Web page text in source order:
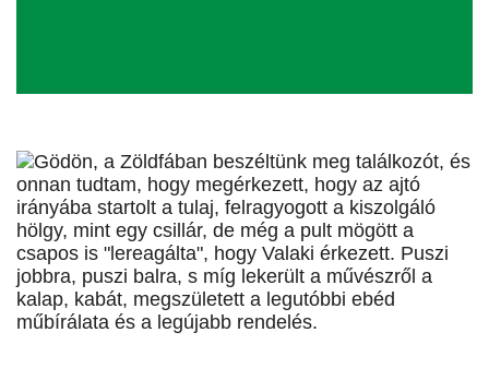
Gödön, a Zöldfában beszéltünk meg találkozót, és
onnan tudtam, hogy megérkezett, hogy az ajtó
irányába startolt a tulaj, felragyogott a kiszolgáló
hölgy, mint egy csillár, de még a pult mögött a
csapos is "lereagálta", hogy Valaki érkezett. Puszi
jobbra, puszi balra, s míg lekerült a művészről a
kalap, kabát, megszületett a legutóbbi ebéd
műbírálata és a legújabb rendelés.